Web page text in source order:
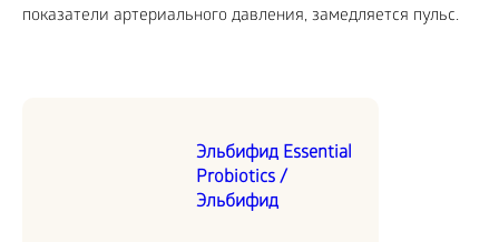
показатели артериального давления, замедляется пульс.
Эльбифид Essential
Probiotics /
Эльбифид